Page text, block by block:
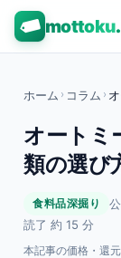
mottoku.
ホーム › コラム ›
オートミ
類の選び
食料品深掘り
読了 約 15 分
本記事の価格・還